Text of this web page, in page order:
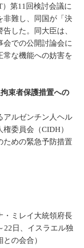
第11回検討会議に
非難し、同国が「決
した。同大臣は、
会での公開討論会に
常な機能への妨害を
束者保護措置への
ルゼンチン人ヘル
委員会（CIDH）
ための緊急予防措置
ミレイ大統領府長
22日、イスラエル独
の会合）